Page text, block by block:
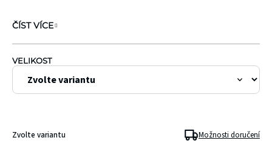
VELIKOST
ČÍST VÍCE
Zvolte variantu Možnosti doručení